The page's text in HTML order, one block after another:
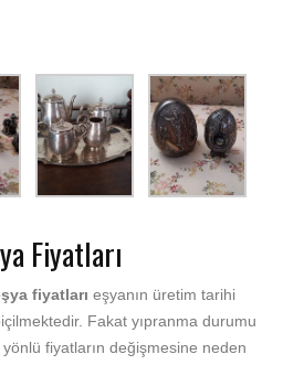
Fiyatları
fiyatları eşyanın üretim tarihi
Fakat yıpranma durumu
yönlü fiyatların değişmesine neden